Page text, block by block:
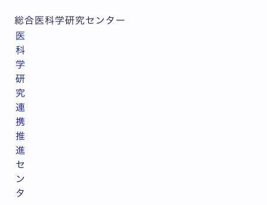
総合医科学研究センター
医
科
学
研
究
連
携
推
進
セ
ン
タ